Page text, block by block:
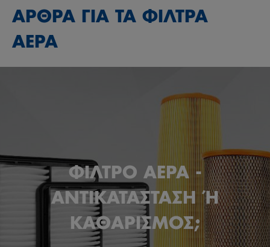
ΑΡΘΡΑ ΓΙΑ ΤΑ ΦΙΛΤΡΑ
ΑΕΡΑ
ΦΙΛΤΡΟ ΑΕΡΑ -
ΑΝΤΙΚΑΤΑΣΤΑΣΗ Ή
ΚΑΘΑΡΙΣΜΟΣ;